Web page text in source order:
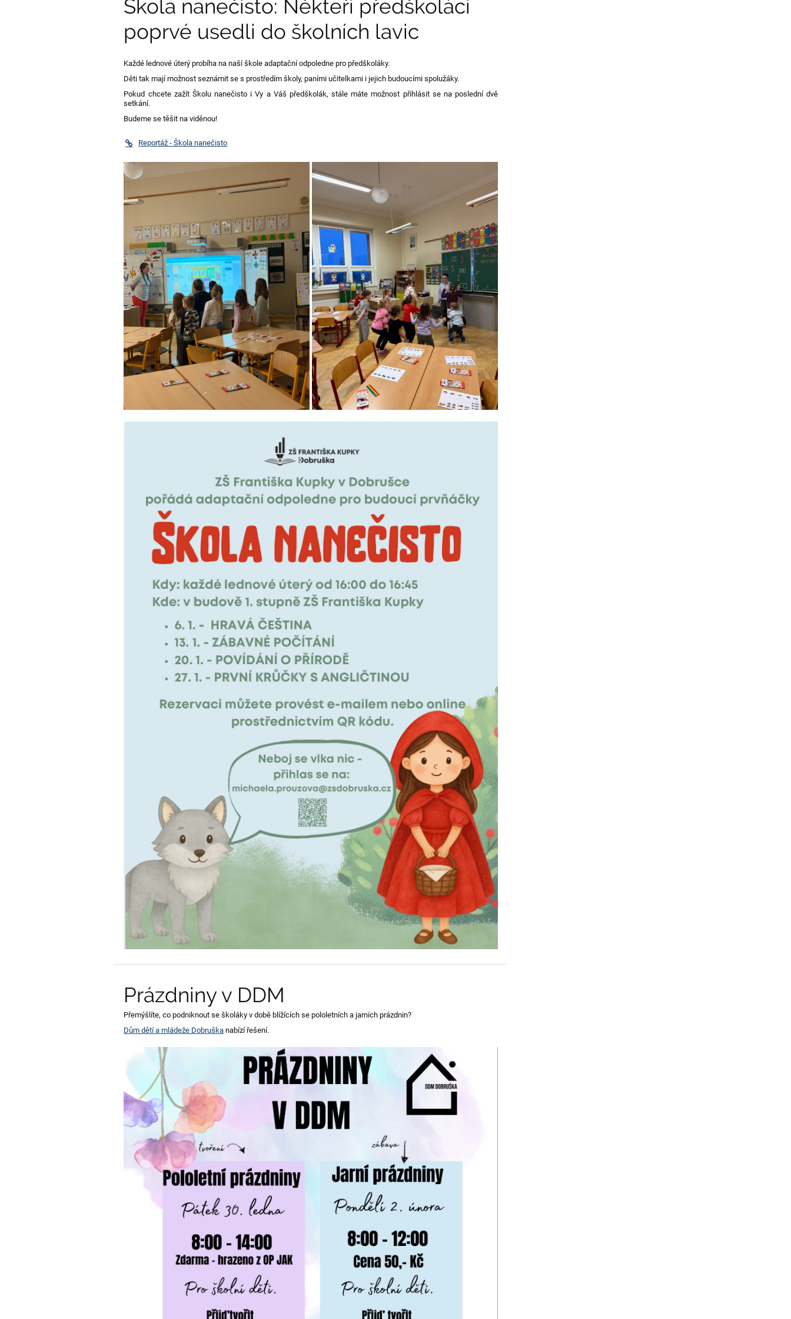
Škola nanečisto: Někteří předškoláci
poprvé usedli do školních lavic
Každé lednové úterý probíha na naší škole adaptační odpoledne pro předškoláky.
Děti tak mají možnost seznámit se s prostředím školy, paními učitelkami i jejich budoucími spolužáky.
Pokud chcete zažít Školu nanečisto i Vy a Váš předškolák, stále máte možnost přihlásit se na poslední dvě
setkání.
Budeme se těšit na viděnou!
Reportáž - Škola nanečisto
Prázdniny v DDM
Přemýšlíte, co podniknout se školáky v době blížících se pololetních a jarních prázdnin?
Dům dětí a mládeže Dobruška nabízí řešení.